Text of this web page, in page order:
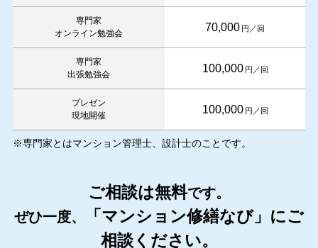
専門家
オンライン勉強会
70,000 円／回
専門家
出張勉強会
100,000 円／回
プレゼン
現地開催
100,000 円／回
※専門家とはマンション管理士、設計士のことです。
ご相談は無料です。
ぜひ一度、
「マンション修繕なび」にご
相談ください。